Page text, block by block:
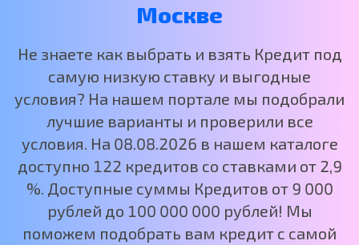
Москве
Не знаете как выбрать и взять Кредит под
самую низкую ставку и выгодные
условия? На нашем портале мы подобрали
лучшие варианты и проверили все
условия. На 08.08.2026 в нашем каталоге
доступно 122 кредитов со ставками от 2,9
%. Доступные суммы Кредитов от 9 000
рублей до 100 000 000 рублей! Мы
поможем подобрать вам кредит с самой